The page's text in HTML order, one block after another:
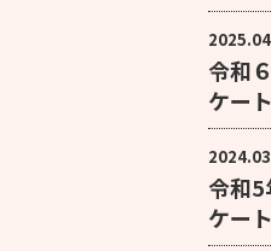
令和
ケー
令和
ケー